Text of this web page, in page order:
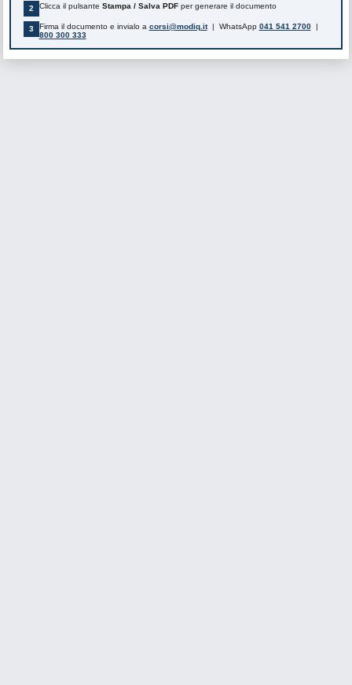
2 Clicca il pulsante Stampa / Salva PDFper generare il documento
3 Firma il documento e invialo a corsi@modiq.it| WhatsApp 041 541 2700|
800 300 333